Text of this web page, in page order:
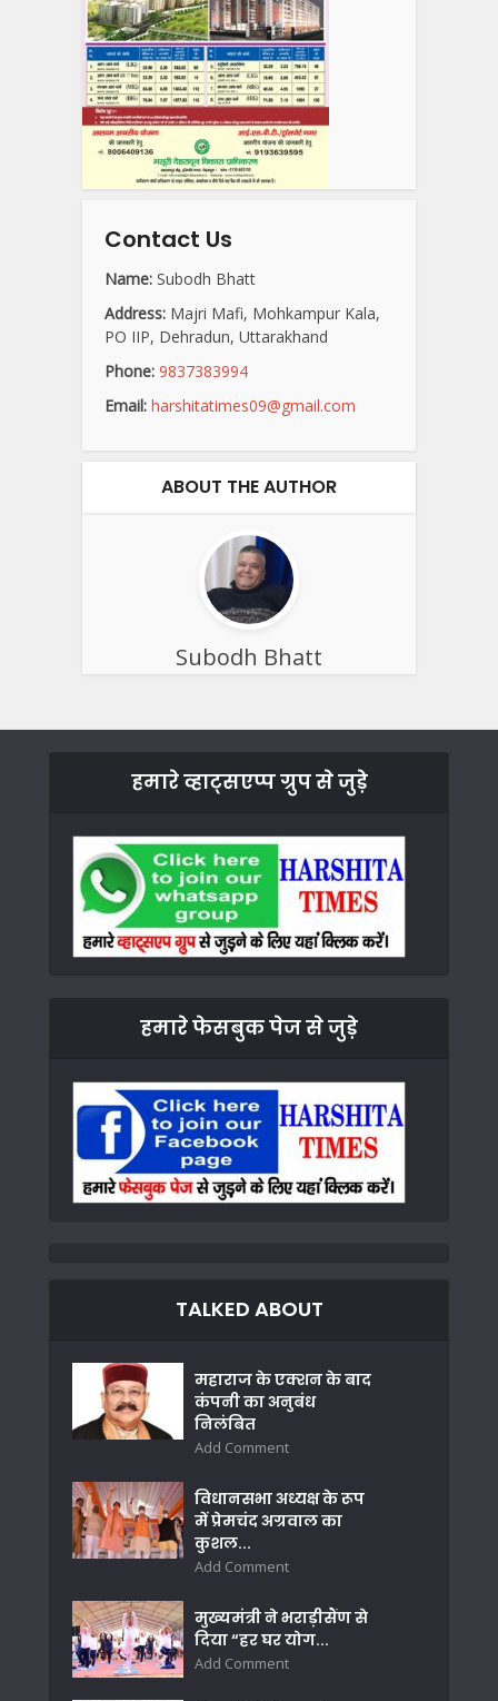
Contact Us
Name: Subodh Bhatt
Address: Majri Mafi, Mohkampur Kala,
PO IIP, Dehradun, Uttarakhand
Phone: 9837383994
Email: harshitatimes09@gmail.com
ABOUT THE AUTHOR
Subodh Bhatt
हमारे व्हाट्सएप्प ग्रुप से जुड़े
हमारे फेसबुक पेज से जुड़े
TALKED ABOUT
महाराज के एक्शन के बाद
कंपनी का अनुबंध
निलंबित
Add Comment
विधानसभा अध्यक्ष के रूप
में प्रेमचंद अग्रवाल का
कुशल...
Add Comment
मुख्यमंत्री ने भराड़ीसैंण से
दिया “हर घर योग...
Add Comment